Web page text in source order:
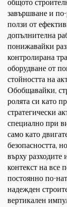
общото
завършване и
ползи от
допълнителна
понижавайки
контролирана
оборудване от
стойността на
Обобщавайки,
ролята си като
стратегически
специално при
само като
безопасността,
върху
контекст на все
постоянно по-
надежден
вертикален